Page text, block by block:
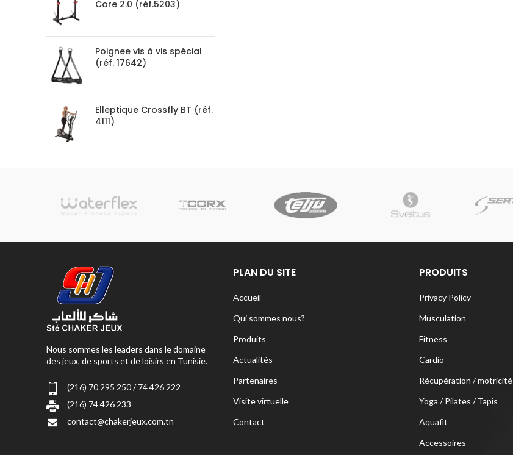
Core 2.0 (réf.5203)
Poignee vis à vis spécial
(réf. 17642)
Elleptique Crossfly BT (réf.
4111)
Nous sommes les leaders dans le domaine
des jeux, de sports et de loisirs en Tunisie.
(216) 70 295 250 / 74 426 222
(216) 74 426 233
contact@chakerjeux.com.tn
PLAN DU SITE
Accueil
Qui sommes nous?
Produits
Actualités
Partenaires
Visite virtuelle
Contact
PRODUITS
Privacy Policy
Musculation
Fitness
Cardio
Récupération / motricité
Yoga / Pilates / Tapis
Aquafit
Accessoires